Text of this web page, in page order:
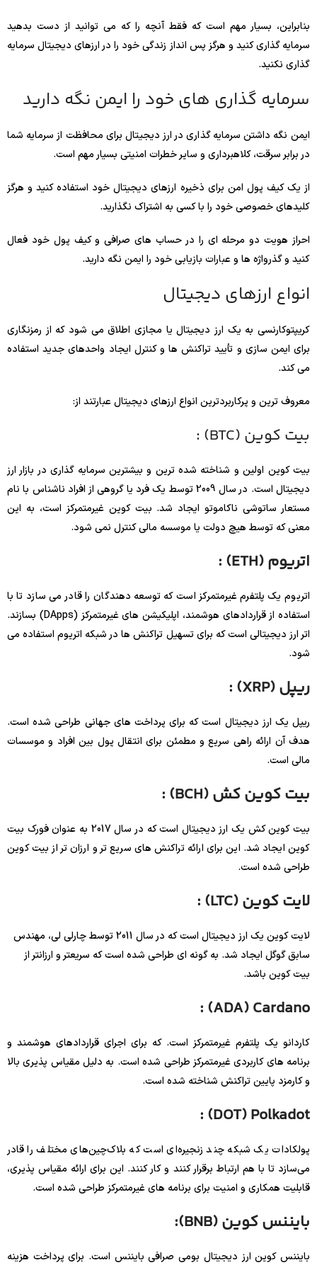
بنابراین، بسیار مهم است که فقط آنچه را که می توانید از دست بدهید
سرمایه گذاری کنید و هرگز پس انداز زندگی خود را در ارزهای دیجیتال سرمایه
گذاری نکنید.
سرمایه گذاری های خود را ایمن نگه دارید
ایمن نگه داشتن سرمایه گذاری در ارز دیجیتال برای محافظت از سرمایه شما
در برابر سرقت، کلاهبرداری و سایر خطرات امنیتی بسیار مهم است.
از یک کیف پول امن برای ذخیره ارزهای دیجیتال خود استفاده کنید و هرگز
کلیدهای خصوصی خود را با کسی به اشتراک نگذارید.
احراز هویت دو مرحله ای را در حساب های صرافی و کیف پول خود فعال
کنید و گذرواژه ها و عبارات بازیابی خود را ایمن نگه دارید.
انواع ارزهای دیجیتال
کریپتوکارنسی به یک ارز دیجیتال یا مجازی اطلاق می شود که از رمزنگاری
برای ایمن سازی و تأیید تراکنش ها و کنترل ایجاد واحدهای جدید استفاده
می کند.
معروف ترین و پرکاربردترین انواع ارزهای دیجیتال عبارتند از:
بیت کوین (BTC) :
بیت کوین اولین و شناخته شده ترین و بیشترین سرمایه گذاری در بازار ارز
دیجیتال است. در سال 2009 توسط یک فرد یا گروهی از افراد ناشناس با نام
مستعار ساتوشی ناکاموتو ایجاد شد. بیت کوین غیرمتمرکز است، به این
معنی که توسط هیچ دولت یا موسسه مالی کنترل نمی شود.
اتریوم (ETH) :
اتریوم یک پلتفرم غیرمتمرکز است که توسعه دهندگان را قادر می سازد تا با
استفاده از قراردادهای هوشمند، اپلیکیشن های غیرمتمرکز (DApps) بسازند.
اتر ارز دیجیتالی است که برای تسهیل تراکنش ها در شبکه اتریوم استفاده می
شود.
ریپل (XRP) :
ریپل یک ارز دیجیتال است که برای پرداخت های جهانی طراحی شده است.
هدف آن ارائه راهی سریع و مطمئن برای انتقال پول بین افراد و موسسات
مالی است.
بیت کوین کش (BCH) :
بیت کوین کش یک ارز دیجیتال است که در سال 2017 به عنوان فورک بیت
کوین ایجاد شد. این برای ارائه تراکنش های سریع تر و ارزان تر از بیت کوین
طراحی شده است.
لایت کوین (LTC) :
لایت کوین یک ارز دیجیتال است که در سال 2011 توسط چارلی لی، مهندس
سابق گوگل ایجاد شد. به گونه ای طراحی شده است که سریعتر و ارزانتر از
بیت کوین باشد.
: (ADA) Cardano
کاردانو یک پلتفرم غیرمتمرکز است. که برای اجرای قراردادهای هوشمند و
برنامه های کاربردی غیرمتمرکز طراحی شده است. به دلیل مقیاس پذیری بالا
و کارمزد پایین تراکنش شناخته شده است.
: (DOT) Polkadot
پولکادات یک شبکه چند زنجیره‌ای است که بلاک‌چین‌های مختلف را قادر
می‌سازد تا با هم ارتباط برقرار کنند و کار کنند. این برای ارائه مقیاس پذیری،
قابلیت همکاری و امنیت برای برنامه های غیرمتمرکز طراحی شده است.
بایننس کوین (BNB):
بایننس کوین ارز دیجیتال بومی صرافی بایننس است. برای پرداخت هزینه